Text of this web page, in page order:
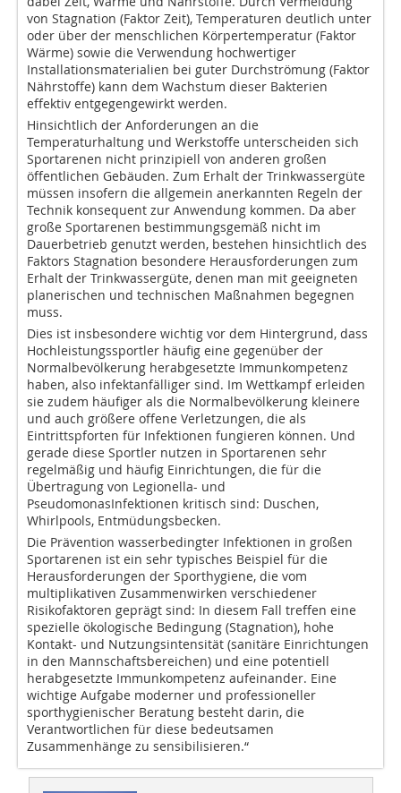
von Stagnation (Faktor Zeit), Temperaturen deutlich unter
oder über der menschlichen Körpertemperatur (Faktor
Wärme) sowie die Verwendung hochwertiger
Installationsmaterialien bei guter Durchströmung (Faktor
Nährstoffe) kann dem Wachstum dieser Bakterien
effektiv entgegengewirkt werden.
Hinsichtlich der Anforderungen an die
Temperaturhaltung und Werkstoffe unterscheiden sich
Sportarenen nicht prinzipiell von anderen großen
öffentlichen Gebäuden. Zum Erhalt der Trinkwassergüte
müssen insofern die allgemein anerkannten Regeln der
Technik konsequent zur Anwendung kommen. Da aber
große Sportarenen bestimmungsgemäß nicht im
Dauerbetrieb genutzt werden, bestehen hinsichtlich des
Faktors Stagnation besondere Herausforderungen zum
Erhalt der Trinkwassergüte, denen man mit geeigneten
planerischen und technischen Maßnahmen begegnen
muss.
Dies ist insbesondere wichtig vor dem Hintergrund, dass
Hochleistungssportler häufig eine gegenüber der
Normalbevölkerung herabgesetzte Immunkompetenz
haben, also infektanfälliger sind. Im Wettkampf erleiden
sie zudem häufiger als die Normalbevölkerung kleinere
und auch größere offene Verletzungen, die als
Eintrittspforten für Infektionen fungieren können. Und
gerade diese Sportler nutzen in Sportarenen sehr
regelmäßig und häufig Einrichtungen, die für die
Übertragung von Legionella- und
PseudomonasInfektionen kritisch sind: Duschen,
Whirlpools, Entmüdungsbecken.
Die Prävention wasserbedingter Infektionen in großen
Sportarenen ist ein sehr typisches Beispiel für die
Herausforderungen der Sporthygiene, die vom
multiplikativen Zusammenwirken verschiedener
Risikofaktoren geprägt sind: In diesem Fall treffen eine
spezielle ökologische Bedingung (Stagnation), hohe
Kontakt- und Nutzungsintensität (sanitäre Einrichtungen
in den Mannschaftsbereichen) und eine potentiell
herabgesetzte Immunkompetenz aufeinander. Eine
wichtige Aufgabe moderner und professioneller
sporthygienischer Beratung besteht darin, die
Verantwortlichen für diese bedeutsamen
Zusammenhänge zu sensibilisieren.“